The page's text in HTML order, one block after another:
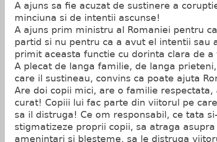
A ajuns sa fie acuzat de sustinere a
minciuna si de intentii ascunse!
A ajuns prim ministru al Romaniei pentru
partid si nu pentru ca a avut el intentii sau
primit aceasta functie cu dorinta clara de a
A plecat de langa familie, de langa
care il sustineau, convins ca poate ajuta
Are doi copii mici, are o familie
curat! Copiii lui fac parte din viitorul pe
sa il distruga! Ce om responsabil, ce tata
stigmatizeze proprii copii, sa atraga
amenintari si blesteme, sa le distruga